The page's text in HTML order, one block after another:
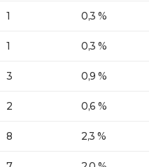
1 0,3 %
1 0,3 %
3 0,9 %
2 0,6 %
8 2,3 %